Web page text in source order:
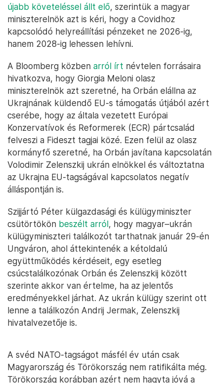
újabb követeléssel állt elő, szerintük a magyar
miniszterelnök azt is kéri, hogy a Covidhoz
kapcsolódó helyreállítási pénzeket ne 2026-ig,
hanem 2028-ig lehessen lehívni.
A Bloomberg közben arról írt névtelen forrásaira
hivatkozva, hogy Giorgia Meloni olasz
miniszterelnök azt szeretné, ha Orbán elállna az
Ukrajnának küldendő EU-s támogatás útjából azért
cserébe, hogy az általa vezetett Európai
Konzervatívok és Reformerek (ECR) pártcsalád
felveszi a Fideszt tagjai közé. Ezen felül az olasz
kormányfő szeretné, ha Orbán javítana kapcsolatán
Volodimir Zelenszkij ukrán elnökkel és változtatna
az Ukrajna EU-tagságával kapcsolatos negatív
álláspontján is.
Szijjártó Péter külgazdasági és külügyminiszter
csütörtökön beszélt arról, hogy magyar–ukrán
külügyminiszteri találkozót tarthatnak január 29-én
Ungváron, ahol áttekintenék a kétoldalú
együttműködés kérdéseit, egy esetleg
csúcstalálkozónak Orbán és Zelenszkij között
szerinte akkor van értelme, ha az jelentős
eredményekkel járhat. Az ukrán külügy szerint ott
lenne a találkozón Andrij Jermak, Zelenszkij
hivatalvezetője is.
A svéd NATO-tagságot másfél év után csak
Magyarország és Törökország nem ratifikálta még.
Törökország korábban azért nem hagyta jóvá a